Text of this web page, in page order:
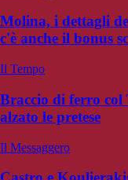
Molina, i dettagli
c'è anche il bonus
Il Tempo
Braccio di ferro
alzato le pretese
Il Messaggero